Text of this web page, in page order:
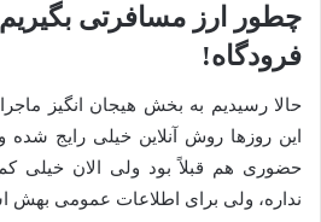
چطور ارز مسافرتی
فرودگاه!
حالا رسیدیم به بخش هیجان انگیز
این روزها روش آنلاین خیلی رایج
حضوری هم قبلاً بود ولی الان خیلی کم
نداره، ولی برای اطلاعات عمومی بهش